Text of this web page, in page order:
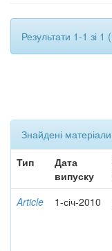
Результати 1-1 зі
Знайдені
Тип
Дата
випуску
Article 1-січ-2010